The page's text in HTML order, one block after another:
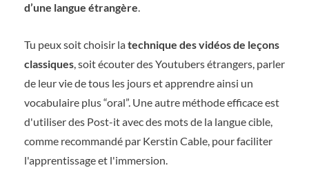
d’une langue étrangère.
Tu peux soit choisir latechnique des vidéos de leçons
classiques, soit écouter des Youtubers étrangers, parler
de leur vie de tous les jours et apprendre ainsi un
vocabulaire plus “oral”. Une autre méthode efficace est
d'utiliser des Post-it avec des mots de la langue cible,
comme recommandé par Kerstin Cable, pour faciliter
l'apprentissage et l'immersion.